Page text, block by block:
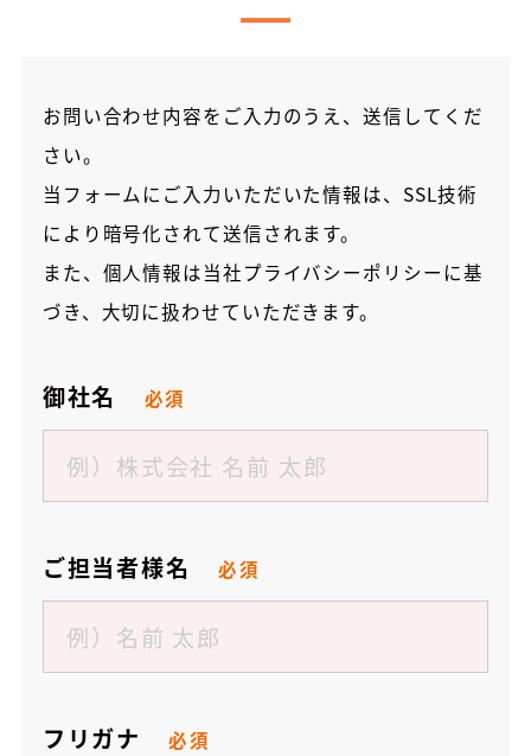
お問い合わせ内容をご入力のうえ、送信してくだ
さい。
当フォームにご入力いただいた情報は、SSL技術
により暗号化されて送信されます。
また、個人情報は当社プライバシーポリシー に基
づき、大切に扱わせていただきます。
御社名 必須
ご担当者様名 必須
フリガナ 必須